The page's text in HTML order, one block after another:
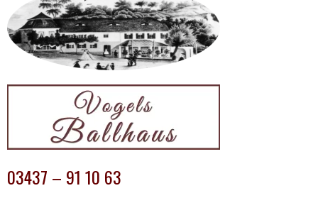
03437 – 91 10 63